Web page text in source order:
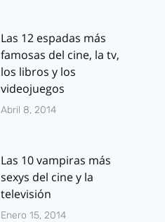
Las 12 espadas más
famosas del cine, la tv,
los libros y los
videojuegos
Abril 8, 2014
Las 10 vampiras más
sexys del cine y la
televisión
Enero 15, 2014